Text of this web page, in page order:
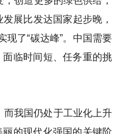
了“碳达峰”。